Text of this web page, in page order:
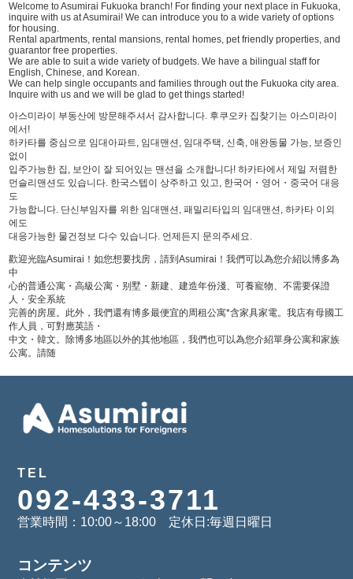
Welcome to Asumirai Fukuoka branch! For finding your next place in Fukuoka,
inquire with us at Asumirai! We can introduce you to a wide variety of options
for housing.
Rental apartments, rental mansions, rental homes, pet friendly properties, and
guarantor free properties.
We are able to suit a wide variety of budgets. We have a bilingual staff for
English, Chinese, and Korean.
We can help single occupants and families through out the Fukuoka city area.
Inquire with us and we will be glad to get things started!
아스미라이 부동산에 방문해주셔서 감사합니다. 후쿠오카 집찾기는 아스미라이
에서!
하카타를 중심으로 임대아파트, 임대맨션, 임대주택, 신축, 애완동물 가능, 보증인
없이
입주가능한 집, 보안이 잘 되어있는 맨션을 소개합니다! 하카타에서 제일 저렴한
먼슬리맨션도 있습니다. 한국스텝이 상주하고 있고, 한국어・영어・중국어 대응
도
가능합니다. 단신부임자를 위한 임대맨션, 패밀리타입의 임대맨션, 하카타 이외
에도
대응가능한 물건정보 다수 있습니다. 언제든지 문의주세요.
歡迎光臨Asumirai！如您想要找房，請到Asumirai！我們可以為您介紹以博多為
中
心的普通公寓・高級公寓・别墅・新建、建造年份淺、可養寵物、不需要保證
人・安全系統
完善的房屋。此外，我們還有博多最便宜的周租公寓*含家具家電。我店有母國工
作人員，可對應英語・
中文・韓文。除博多地區以外的其他地區，我們也可以為您介紹單身公寓和家族
公寓。請随
TEL
092-433-3711
営業時間：10:00～18:00 定休日:毎週日曜日
コンテンツ